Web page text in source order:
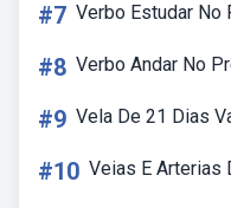
#7 Verbo Estudar No
#8 Verbo Andar No
#9 Vela De 21 Dias
#10 Veias E Arterias